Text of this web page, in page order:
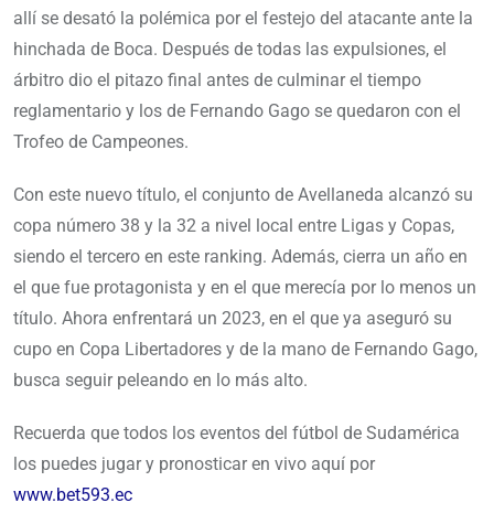
allí se desató la polémica por el festejo del atacante ante la
hinchada de Boca. Después de todas las expulsiones, el
árbitro dio el pitazo final antes de culminar el tiempo
reglamentario y los de Fernando Gago se quedaron con el
Trofeo de Campeones.
Con este nuevo título, el conjunto de Avellaneda alcanzó su
copa número 38 y la 32 a nivel local entre Ligas y Copas,
siendo el tercero en este ranking. Además, cierra un año en
el que fue protagonista y en el que merecía por lo menos un
título. Ahora enfrentará un 2023, en el que ya aseguró su
cupo en Copa Libertadores y de la mano de Fernando Gago,
busca seguir peleando en lo más alto.
Recuerda que todos los eventos del fútbol de Sudamérica
los puedes jugar y pronosticar en vivo aquí por
www.bet593.ec